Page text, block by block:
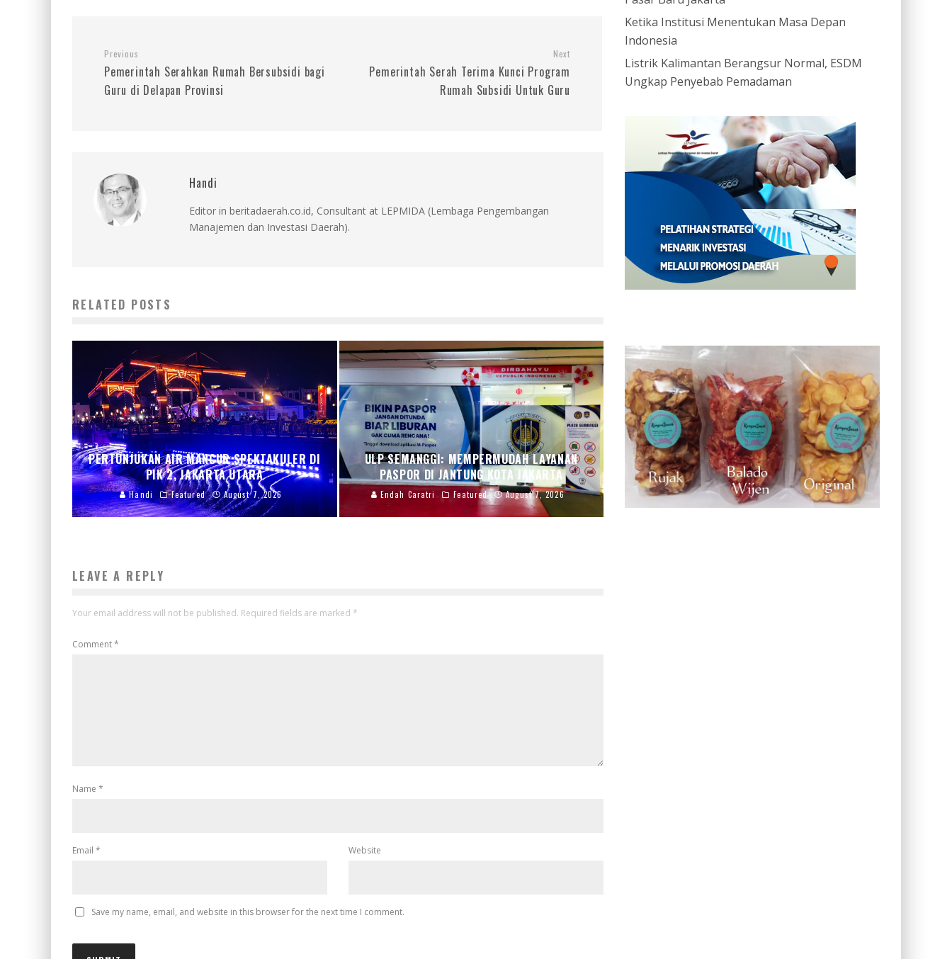
Previous
Pemerintah Serahkan Rumah Bersubsidi bagi
Guru di Delapan Provinsi
Next
Pemerintah Serah Terima Kunci Program
Rumah Subsidi Untuk Guru
Handi
Editor in beritadaerah.co.id, Consultant at LEPMIDA (Lembaga Pengembangan
Manajemen dan Investasi Daerah).
RELATED POSTS
PERTUNJUKAN AIR MANCUR SPEKTAKULER DI
PIK 2, JAKARTA UTARA
Handi Featured August 7, 2026
ULP SEMANGGI: MEMPERMUDAH LAYANAN
PASPOR DI JANTUNG KOTA JAKARTA
Endah Caratri Featured August 7, 2026
LEAVE A REPLY
Your email address will not be published. Required fields are marked *
Comment*
Name *
Email * Website
Save my name, email, and website in this browser for the next time I comment.
Ketika Institusi Menentukan Masa Depan
Indonesia
Listrik Kalimantan Berangsur Normal, ESDM
Ungkap Penyebab Pemadaman